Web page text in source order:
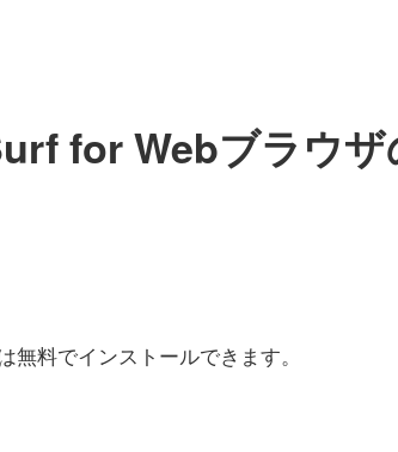
for Webブラウザ
無料でインストールできます。